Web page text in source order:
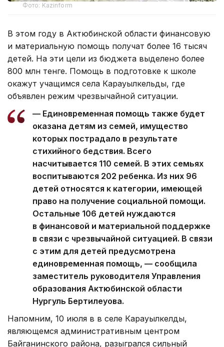
Фото: Kazinform
В этом году в Актюбинской области финансовую
и материальную помощь получат более 16 тысяч
детей. На эти цели из бюджета выделено более
800 млн тенге. Помощь в подготовке к школе
окажут учащимся села Карауылкельды, где
объявлен режим чрезвычайной ситуации.
— Единовременная помощь также будет
оказана детям из семей, имущество
которых пострадало в результате
стихийного бедствия. Всего
насчитывается 110 семей. В этих семьях
воспитываются 202 ребенка. Из них 96
детей относятся к категории, имеющей
право на получение социальной помощи.
Остальные 106 детей нуждаются
в финансовой и материальной поддержке
в связи с чрезвычайной ситуацией. В связи
с этим для детей предусмотрена
единовременная помощь, — сообщила
заместитель руководителя Управления
образования Актюбинской области
Нургуль Бертилеуова.
Напомним, 10 июля в в селе Карауылкелды,
являющемся административным центром
Байганинского района, разыгрался сильный